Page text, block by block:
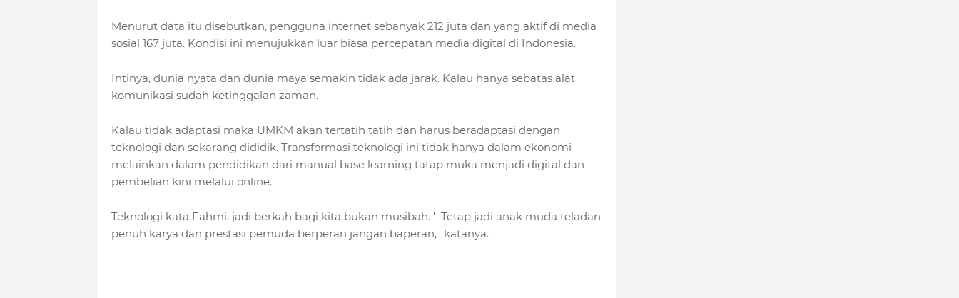
Menurut data itu disebutkan, pengguna internet sebanyak 212 juta dan yang aktif di media
sosial 167 juta. Kondisi ini menujukkan luar biasa percepatan media digital di Indonesia.
Intinya, dunia nyata dan dunia maya semakin tidak ada jarak. Kalau hanya sebatas alat
komunikasi sudah ketinggalan zaman.
Kalau tidak adaptasi maka UMKM akan tertatih tatih dan harus beradaptasi dengan
teknologi dan sekarang dididik. Transformasi teknologi ini tidak hanya dalam ekonomi
melainkan dalam pendidikan dari manual base learning tatap muka menjadi digital dan
pembelian kini melalui online.
Teknologi kata Fahmi, jadi berkah bagi kita bukan musibah. '' Tetap jadi anak muda teladan
penuh karya dan prestasi pemuda berperan jangan baperan,'' katanya.